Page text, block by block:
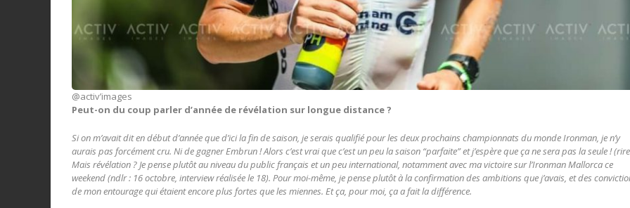
@activ’images
Peut-on du coup parler d’année de révélation sur longue distance ?
Si on m’avait dit en début d’année que d’ici la fin de saison, je serais qualifié pour les deux prochains championnats du monde Ironman, je n’y
aurais pas forcément cru. Ni de gagner Embrun ! Alors c’est vrai que c’est un peu la saison “parfaite” et j’espère que ça ne sera pas la seule !
Mais révélation ? Je pense plutôt au niveau du public français et un peu international, notamment avec ma victoire sur l’Ironman Mallorca ce
weekend (ndlr : 16 octobre, interview réalisée le 18). Pour moi-même, je pense plutôt à la confirmation des ambitions que j’avais, et des
de mon entourage qui étaient encore plus fortes que les miennes. Et ça, pour moi, ça a fait la différence.